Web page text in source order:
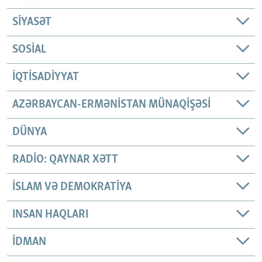
SIYASƏT
SOSIAL
İQTISADIYYAT
AZƏRBAYCAN-ERMƏNISTAN MÜNAQIŞƏSI
DÜNYA
RADIO: QAYNAR XƏTT
İSLAM VƏ DEMOKRATIYA
INSAN HAQLARI
İDMAN